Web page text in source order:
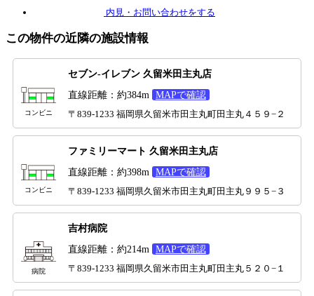
内見 ・お問い合わせをする
この物件の近隣の施設情報
コンビニ
セブン-イレブン 久留米田主丸店
直線距離：約384m MAPで確認
〒839-1233 福岡県久留米市田主丸町田主丸４５９−２
コンビニ
ファミリーマート 久留米田主丸店
直線距離：約398m MAPで確認
〒839-1233 福岡県久留米市田主丸町田主丸９９５−３
病院
吉村病院
直線距離：約214m MAPで確認
〒839-1233 福岡県久留米市田主丸町田主丸５２０−１